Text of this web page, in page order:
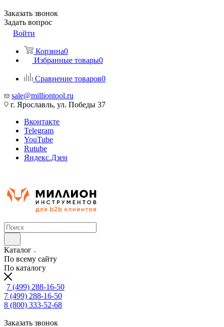
Заказать звонок
Задать вопрос
Войти
Корзина0
Избранные товары0
Сравнение товаров0
sale@milliontool.ru
г. Ярославль, ул. Победы 37
Вконтакте
Telegram
YouTube
Rutube
Яндекс.Дзен
Каталог
По всему сайту
По каталогу
7 (499) 288-16-50
7 (499) 288-16-50
8 (800) 333-52-68
Заказать звонок